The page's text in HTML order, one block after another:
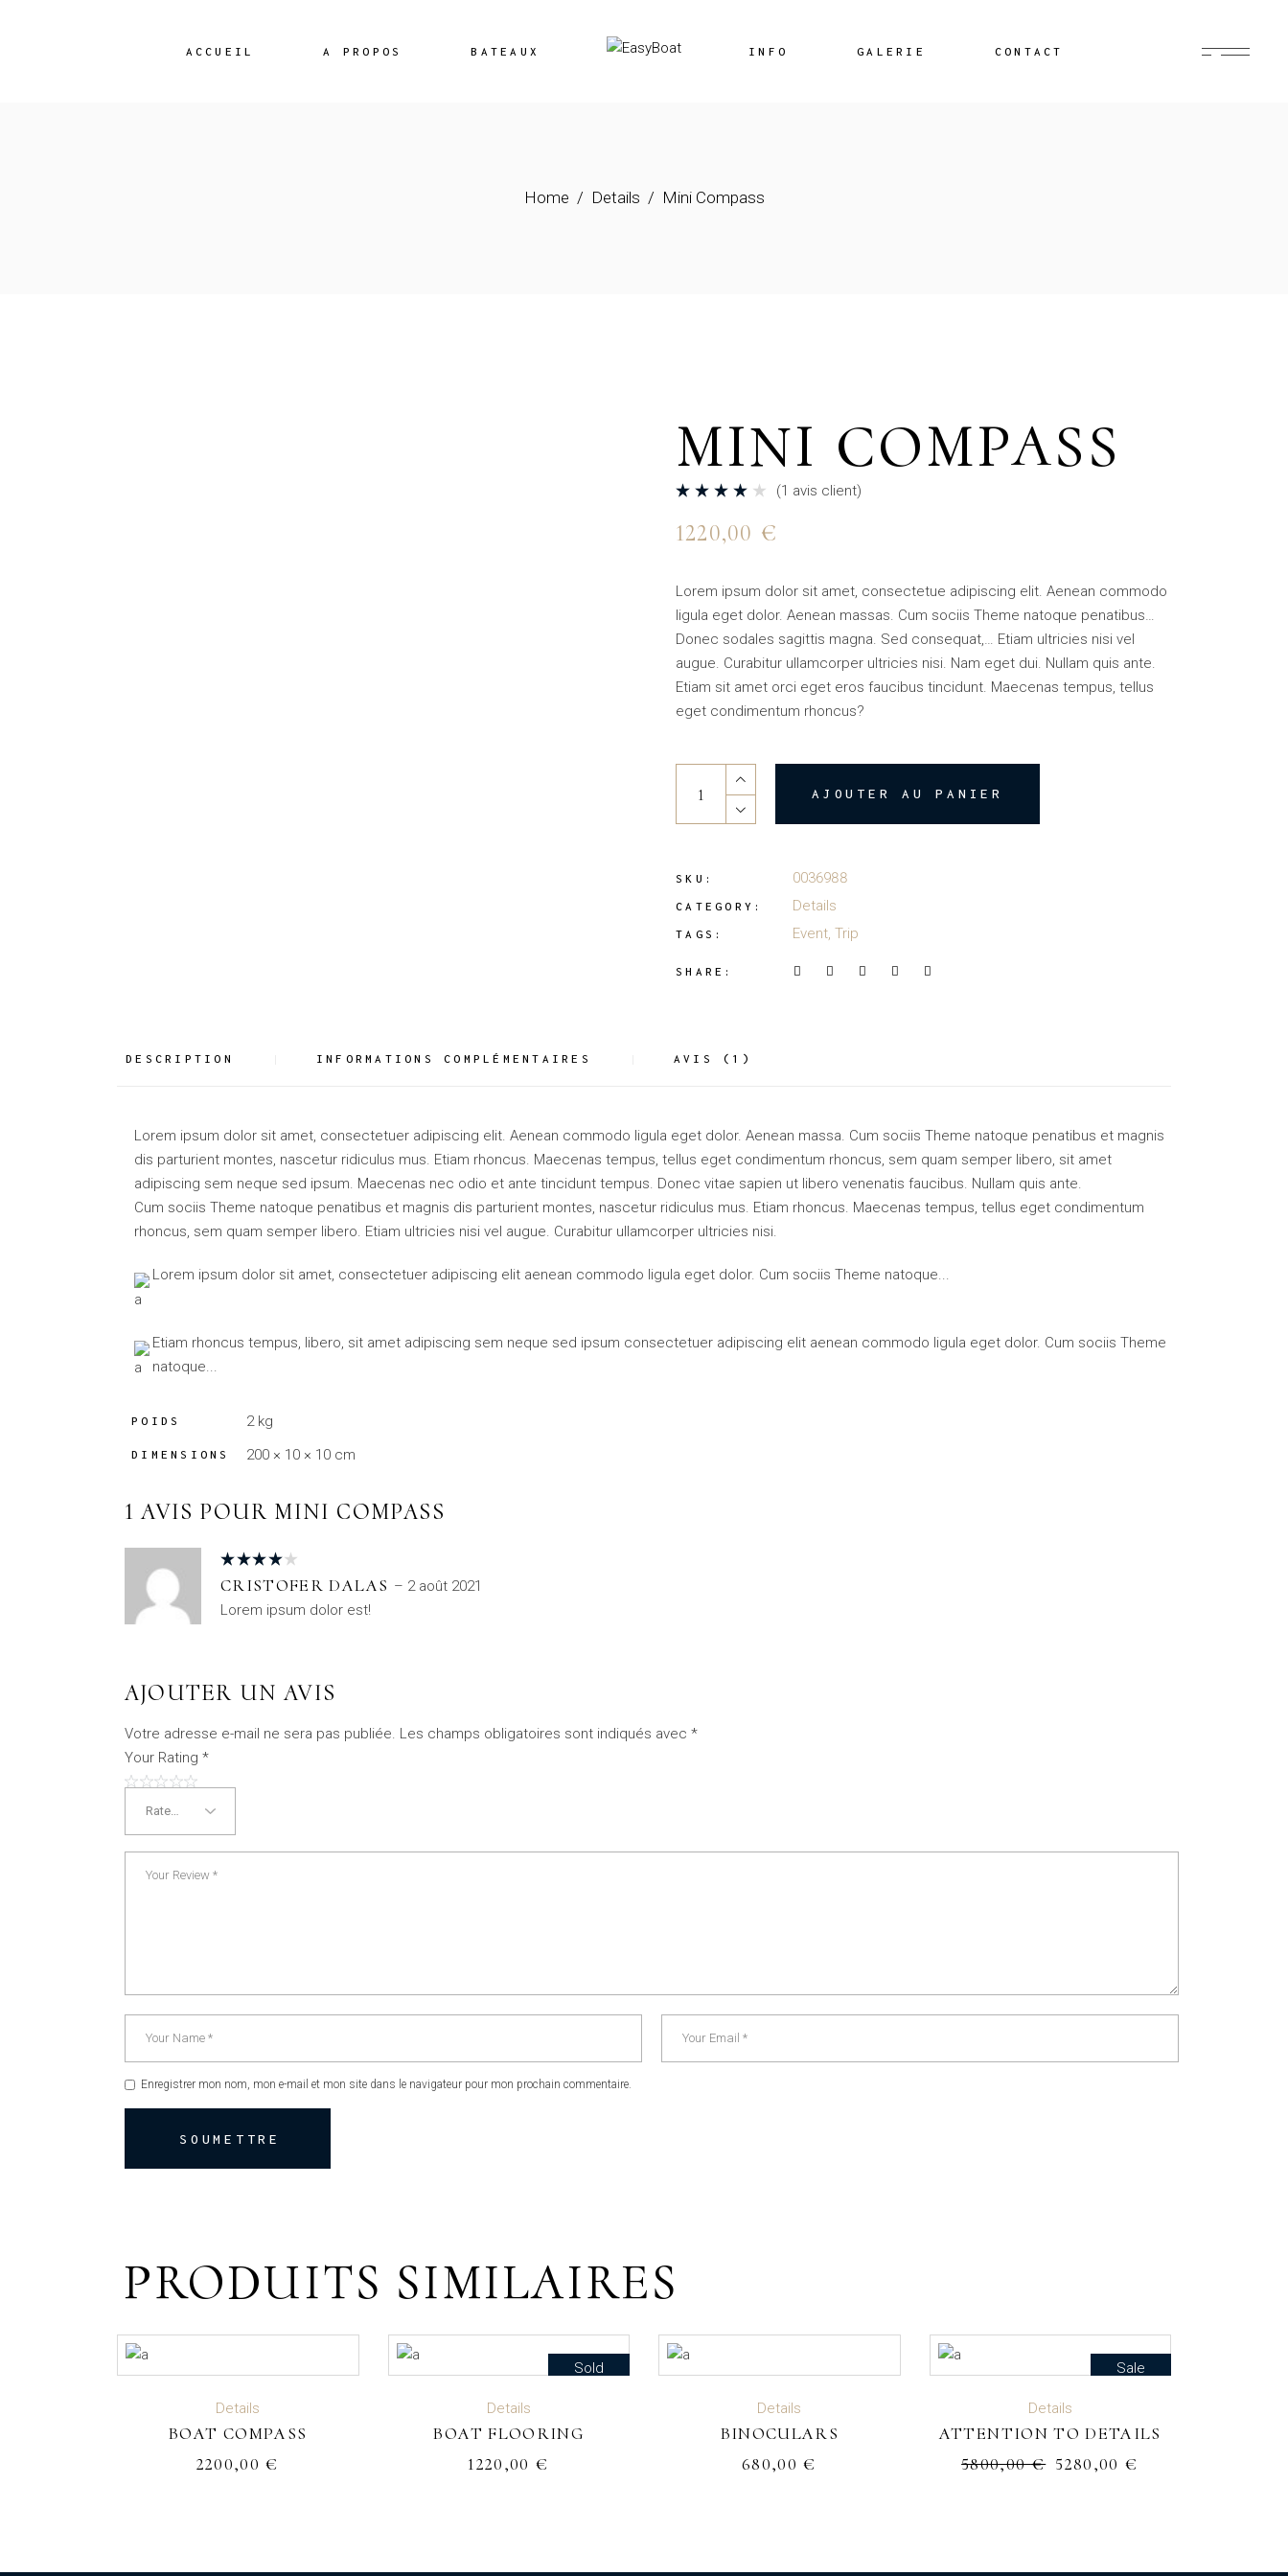
ACCUEIL A PROPOS BATEAUX INFO GALERIE CONTACT
Location
Home Details Mini Compass
MINI COMPASS
(1 avis client)
1220,00 €
Lorem ipsum dolor sit amet, consectetue adipiscing elit. Aenean commodo
ligula eget dolor. Aenean massas. Cum sociis Theme natoque penatibus…
Donec sodales sagittis magna. Sed consequat,… Etiam ultricies nisi vel
augue. Curabitur ullamcorper ultricies nisi. Nam eget dui. Nullam quis ante.
Etiam sit amet orci eget eros faucibus tincidunt. Maecenas tempus, tellus
eget condimentum rhoncus?
AJOUTER AU PANIER
SKU: 0036988
CATEGORY: Details
TAGS: Event, Trip
SHARE:
DESCRIPTION INFORMATIONS COMPLÉMENTAIRES AVIS (1)
Lorem ipsum dolor sit amet, consectetuer adipiscing elit. Aenean commodo ligula eget dolor. Aenean massa. Cum sociis Theme natoque penatibus et magnis
dis parturient montes, nascetur ridiculus mus. Etiam rhoncus. Maecenas tempus, tellus eget condimentum rhoncus, sem quam semper libero, sit amet
adipiscing sem neque sed ipsum. Maecenas nec odio et ante tincidunt tempus. Donec vitae sapien ut libero venenatis faucibus. Nullam quis ante.
Cum sociis Theme natoque penatibus et magnis dis parturient montes, nascetur ridiculus mus. Etiam rhoncus. Maecenas tempus, tellus eget condimentum
rhoncus, sem quam semper libero. Etiam ultricies nisi vel augue. Curabitur ullamcorper ultricies nisi.
Lorem ipsum dolor sit amet, consectetuer adipiscing elit aenean commodo ligula eget dolor. Cum sociis Theme natoque...
Etiam rhoncus tempus, libero, sit amet adipiscing sem neque sed ipsum consectetuer adipiscing elit aenean commodo ligula eget dolor. Cum sociis Theme
natoque...
POIDS 2 kg
DIMENSIONS 200 × 10 × 10 cm
1 AVIS POUR MINI COMPASS
CRISTOFER DALAS – 2 août 2021
Lorem ipsum dolor est!
AJOUTER UN AVIS
Votre adresse e-mail ne sera pas publiée. Les champs obligatoires sont indiqués avec *
Your Rating *
Enregistrer mon nom, mon e-mail et mon site dans le navigateur pour mon prochain commentaire.
SOUMETTRE
PRODUITS SIMILAIRES
AJOUTER AU PANIER
Details
BOAT COMPASS
2200,00 €
Sold
LIRE LA SUITE
Details
BOAT FLOORING
1220,00 €
AJOUTER AU PANIER
Details
BINOCULARS
680,00 €
Sale
AJOUTER AU PANIER
Details
ATTENTION TO DETAILS
5800,00€ 5280,00 €